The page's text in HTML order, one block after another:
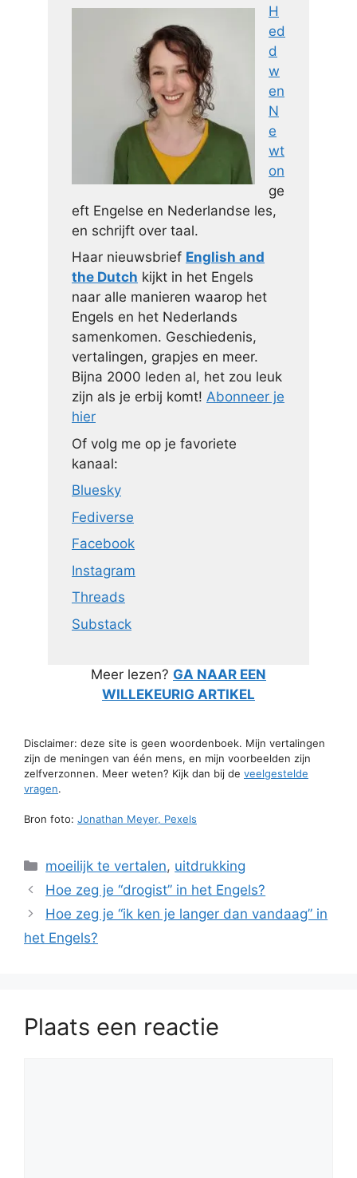
H
ed
d
w
en
N
e
wt
on
ge
eft Engelse en Nederlandse les,
en schrijft over taal.
Haar nieuwsbrief English and
the Dutch kijkt in het Engels
naar alle manieren waarop het
Engels en het Nederlands
samenkomen. Geschiedenis,
vertalingen, grapjes en meer.
Bijna 2000 leden al, het zou leuk
zijn als je erbij komt! Abonneer je
hier
Of volg me op je favoriete
kanaal:
Bluesky
Fediverse
Facebook
Instagram
Threads
Substack
Meer lezen? GA NAAR EEN
WILLEKEURIG ARTIKEL
Disclaimer: deze site is geen woordenboek. Mijn vertalingen
zijn de meningen van één mens, en mijn voorbeelden zijn
zelfverzonnen. Meer weten? Kijk dan bij de veelgestelde
vragen.
Bron foto: Jonathan Meyer, Pexels
Categorieën
moeilijk te vertalen, uitdrukking
Hoe zeg je “drogist” in het Engels?
Hoe zeg je “ik ken je langer dan vandaag” in
het Engels?
Plaats een reactie